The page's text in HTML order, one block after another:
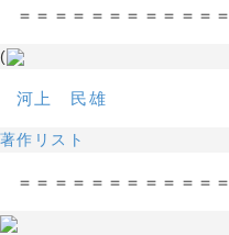
＝＝＝＝＝＝＝＝＝＝＝＝
(
河上 民雄
著作リスト
＝＝＝＝＝＝＝＝＝＝＝＝